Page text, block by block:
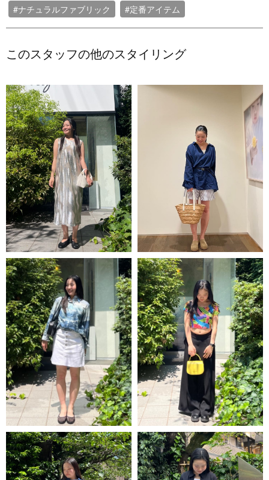
#ナチュラルファブリック #定番アイテム
このスタッフの他のスタイリング